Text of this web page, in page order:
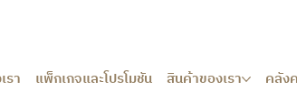
รา แพ็กเกจและโปรโมชัน สินค้าของเรา คลัง